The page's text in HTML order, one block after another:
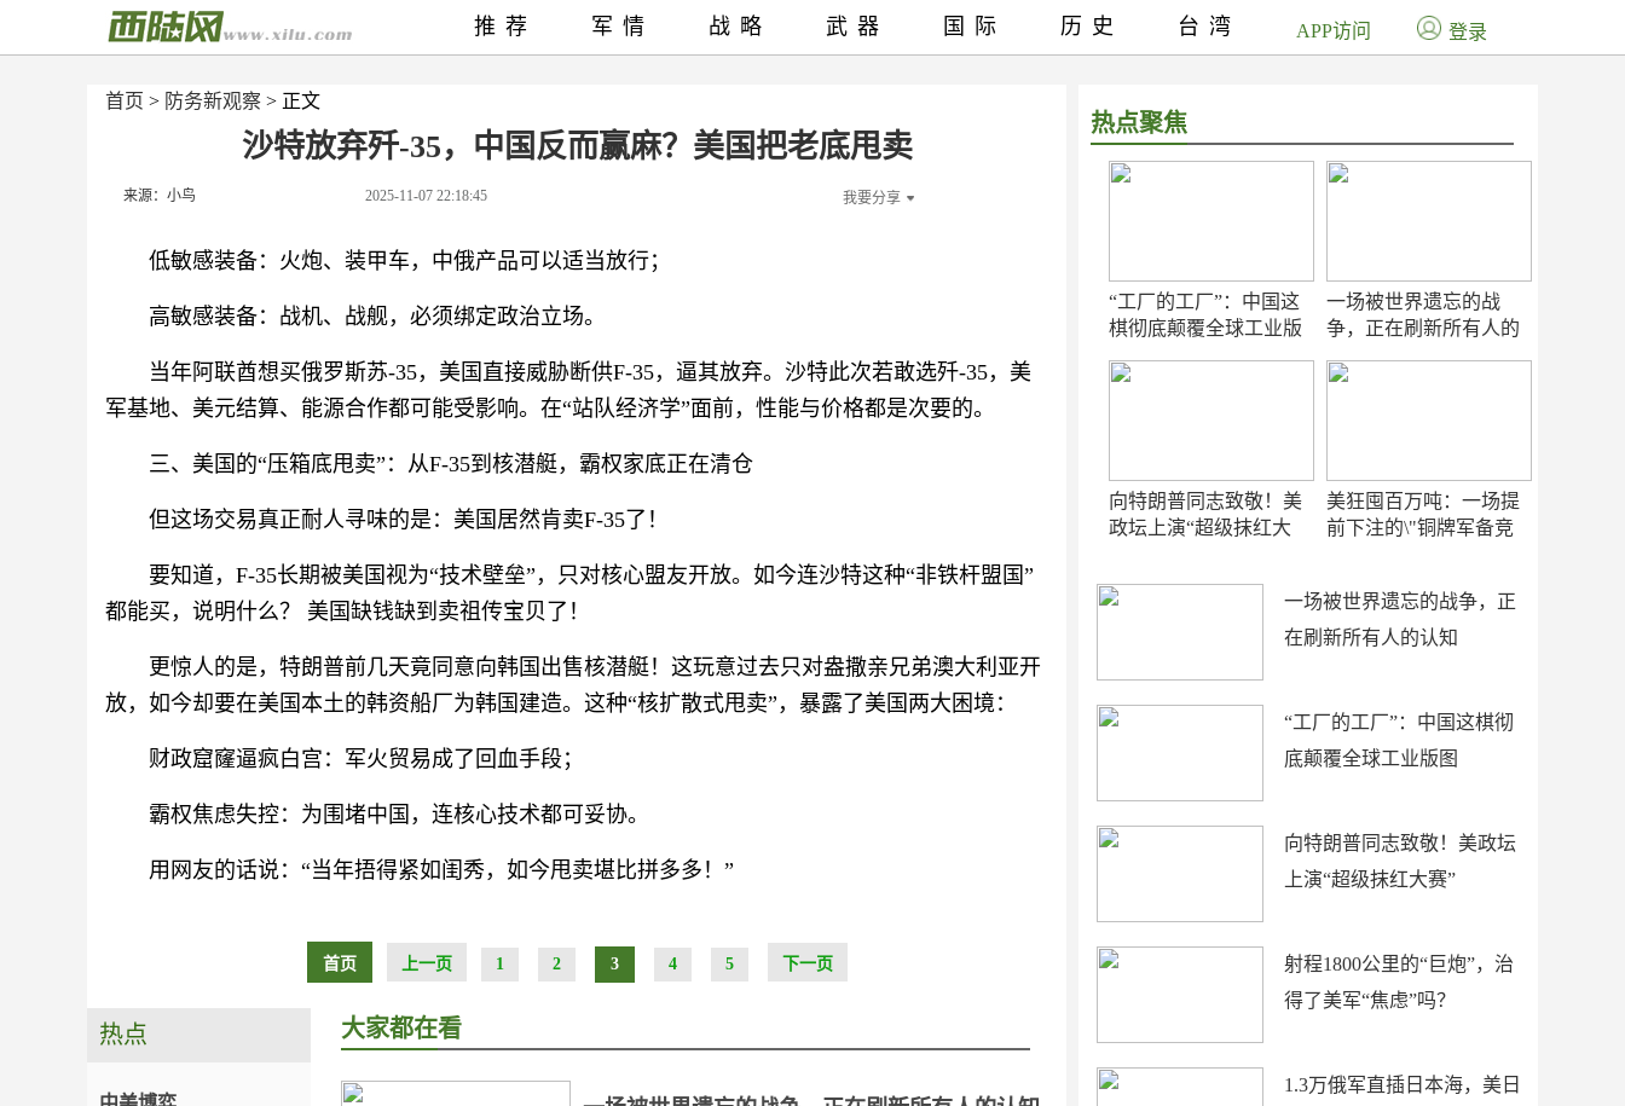
首页 > 防务新观察 > 正文
沙特放弃歼-35，中国反而赢麻？美国把老底甩卖
来源：小鸟 2025-11-07 22:18:45 我要分享
低敏感装备：火炮、装甲车，中俄产品可以适当放行；
高敏感装备：战机、战舰，必须绑定政治立场。
当年阿联酋想买俄罗斯苏-35，美国直接威胁断供F-35，逼其放弃。沙特此次若敢选歼-35，美
军基地、美元结算、能源合作都可能受影响。在“站队经济学”面前，性能与价格都是次要的。
三、美国的“压箱底甩卖”：从F-35到核潜艇，霸权家底正在清仓
但这场交易真正耐人寻味的是：美国居然肯卖F-35了！
要知道，F-35长期被美国视为“技术壁垒”，只对核心盟友开放。如今连沙特这种“非铁杆盟国”
都能买，说明什么？ 美国缺钱缺到卖祖传宝贝了！
更惊人的是，特朗普前几天竟同意向韩国出售核潜艇！这玩意过去只对盎撒亲兄弟澳大利亚开
放，如今却要在美国本土的韩资船厂为韩国建造。这种“核扩散式甩卖”，暴露了美国两大困境：
财政窟窿逼疯白宫：军火贸易成了回血手段；
霸权焦虑失控：为围堵中国，连核心技术都可妥协。
用网友的话说：“当年捂得紧如闺秀，如今甩卖堪比拼多多！”
首页 上一页 1 2 3 4 5 下一页
热点聚焦
“工厂的工厂”：中国这
棋彻底颠覆全球工业版
一场被世界遗忘的战
争，正在刷新所有人的
向特朗普同志致敬！美
政坛上演“超级抹红大
美狂囤百万吨：一场提
前下注的\"铜牌军备竞
一场被世界遗忘的战争，正
在刷新所有人的认知
“工厂的工厂”：中国这棋彻
底颠覆全球工业版图
向特朗普同志致敬！美政坛
上演“超级抹红大赛”
射程1800公里的“巨炮”，治
得了美军“焦虑”吗？
1.3万俄军直插日本海，美日
推荐 军情 战略 武器 国际 历史 台湾 APP访问 登录
热点 大家都在看